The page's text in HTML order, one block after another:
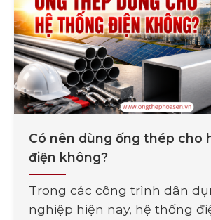
Có nên dùng ống thép cho
điện không?
Trong các công trình dân
nghiệp hiện nay, hệ thống